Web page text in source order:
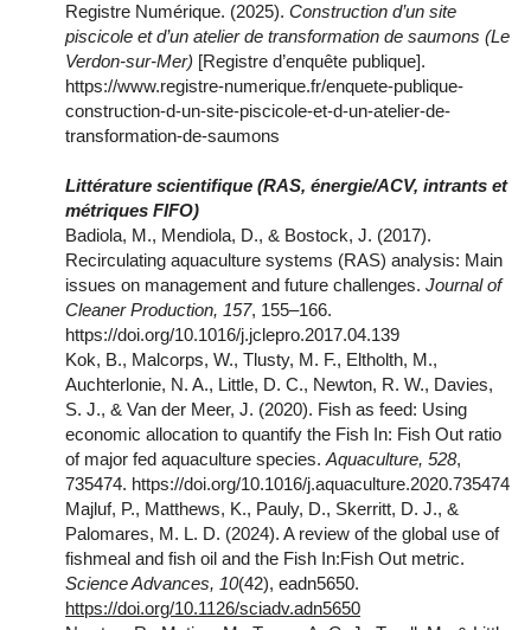
Registre Numérique. (2025). Construction d’un site
piscicole et d’un atelier de transformation de saumons (Le
Verdon-sur-Mer) [Registre d’enquête publique].
https://www.registre-numerique.fr/enquete-publique-
construction-d-un-site-piscicole-et-d-un-atelier-de-
transformation-de-saumons
Littérature scientifique (RAS, énergie/ACV, intrants et
métriques FIFO)
Badiola, M., Mendiola, D., & Bostock, J. (2017).
Recirculating aquaculture systems (RAS) analysis: Main
issues on management and future challenges. Journal of
Cleaner Production, 157, 155–166.
https://doi.org/10.1016/j.jclepro.2017.04.139
Kok, B., Malcorps, W., Tlusty, M. F., Eltholth, M.,
Auchterlonie, N. A., Little, D. C., Newton, R. W., Davies,
S. J., & Van der Meer, J. (2020). Fish as feed: Using
economic allocation to quantify the Fish In: Fish Out ratio
of major fed aquaculture species. Aquaculture, 528,
735474. https://doi.org/10.1016/j.aquaculture.2020.735474
Majluf, P., Matthews, K., Pauly, D., Skerritt, D. J., &
Palomares, M. L. D. (2024). A review of the global use of
fishmeal and fish oil and the Fish In:Fish Out metric.
Science Advances, 10(42), eadn5650.
https://doi.org/10.1126/sciadv.adn5650